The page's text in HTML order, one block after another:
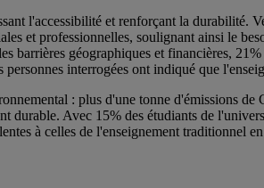
l'accessibilité et renforçant la durabilité.
et professionnelles, soulignant ainsi le
barrières géographiques et financières,
interrogées ont indiqué que
: plus d'une tonne d'émissions
durable. Avec 15% des étudiants de
à celles de l'enseignement